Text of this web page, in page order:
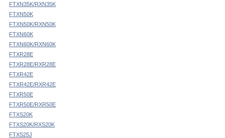
FTXN35K/RXN35K
FTXN50K
FTXN50K/RXN50K
FTXN60K
FTXN60K/RXN60K
FTXR28E
FTXR28E/RXR28E
FTXR42E
FTXR42E/RXR42E
FTXR50E
FTXR50E/RXR50E
FTXS20K
FTXS20K/RXS20K
FTXS25J